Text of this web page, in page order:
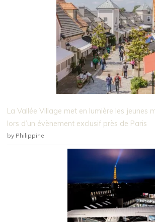
La Vallée Village met en lumière les jeunes
lors d’un évènement exclusif près de Paris
by Philippine